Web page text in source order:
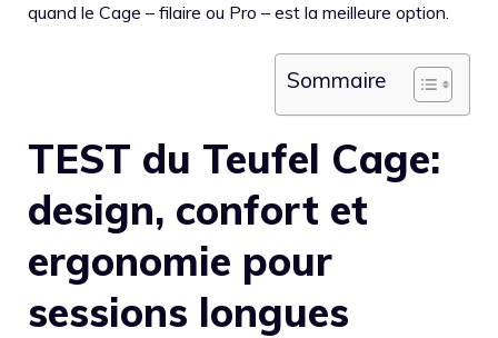
quand le Cage – filaire ou Pro – est la meilleure option.
Sommaire
TEST du Teufel Cage:
design, confort et
ergonomie pour
sessions longues